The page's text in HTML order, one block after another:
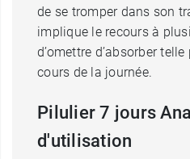
de se tromper dans son
implique le recours à
d’omettre d’absorber
cours de la journée.
Pilulier 7 jours
d'utilisation